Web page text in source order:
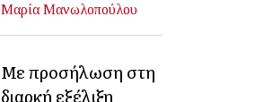
Μαρία Μανωλοπούλου
Με προσήλωση στη
διαρκή εξέλιξη